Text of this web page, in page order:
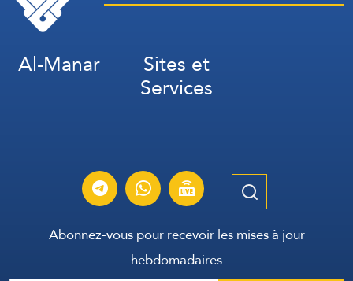
Al-Manar Sites et
Services
Abonnez-vous pour recevoir les mises à jour
hebdomadaires